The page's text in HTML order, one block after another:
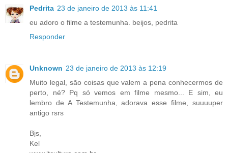
Pedrita 23 de janeiro de 2013 às 11:41
eu adoro o filme a testemunha. beijos, pedrita
Responder
Unknown 23 de janeiro de 2013 às 12:19
Muito legal, são coisas que valem a pena conhecermos de
perto, né? Pq só vemos em filme mesmo... E sim, eu
lembro de A Testemunha, adorava esse filme, suuuuper
antigo rsrs
Bjs,
Kel